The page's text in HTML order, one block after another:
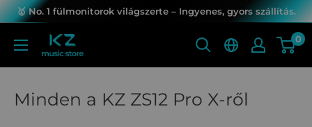
Ugrás
tartalomra
🥇 No. 1 fülmonitorok világszerte – Ingyenes, gyors szállítás.
KZ
0
Minden a KZ ZS12 Pro X-ről